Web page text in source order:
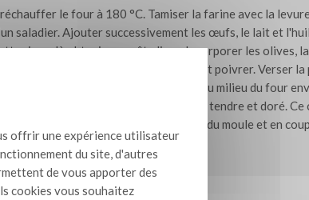
offrir une expérience utilisateur
du site, d'autres
de vous apporter des
cookies vous souhaitez
le four à 180 °C. Tamiser la farine avec la
saladier. Ajouter successivement les œufs, le lait et
jusqu'à obtenir une pâte lisse. Incorporer les olives,
poivrons et bien mélanger le tout. Saler et poivrer. Verser
dans un moule à cake. Enfourner le cake au milieu du four
minutes, et faire cuire jusqu'à ce qu'il soit tendre et doré. Ce
déguste tiède ou froid. Retirer le gâteau du moule et en